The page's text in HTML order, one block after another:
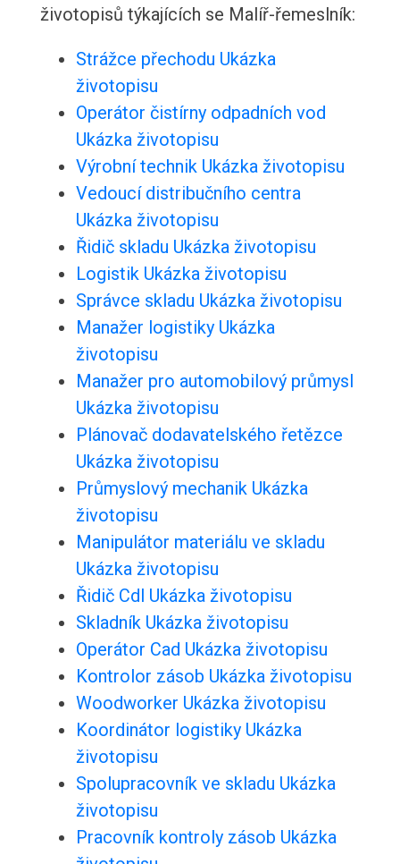
životopisů týkajících se Malíř-řemeslník:
Strážce přechodu Ukázka
životopisu
Operátor čistírny odpadních vod
Ukázka životopisu
Výrobní technik Ukázka životopisu
Vedoucí distribučního centra
Ukázka životopisu
Řidič skladu Ukázka životopisu
Logistik Ukázka životopisu
Správce skladu Ukázka životopisu
Manažer logistiky Ukázka
životopisu
Manažer pro automobilový průmysl
Ukázka životopisu
Plánovač dodavatelského řetězce
Ukázka životopisu
Průmyslový mechanik Ukázka
životopisu
Manipulátor materiálu ve skladu
Ukázka životopisu
Řidič Cdl Ukázka životopisu
Skladník Ukázka životopisu
Operátor Cad Ukázka životopisu
Kontrolor zásob Ukázka životopisu
Woodworker Ukázka životopisu
Koordinátor logistiky Ukázka
životopisu
Spolupracovník ve skladu Ukázka
životopisu
Pracovník kontroly zásob Ukázka